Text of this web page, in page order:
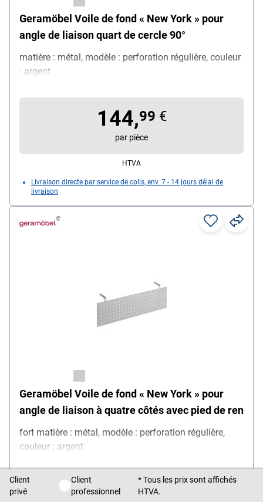
Geramöbel Voile de fond « New York » pour
angle de liaison quart de cercle 90°
matière : métal, modèle : perforation régulière, couleur
: argent
144,99 €
par pièce
HTVA
Livraison directe par service de colis, env. 7 - 14 jours délai de
livraison
Geramöbel Voile de fond « New York » pour
angle de liaison à quatre côtés avec pied de ren
fort matière : métal, modèle : perforation régulière,
couleur : argent
264,99€
Client
privé
Client privé / Client professionnel
Client
professionnel
* Tous les prix sont affichés
HTVA.